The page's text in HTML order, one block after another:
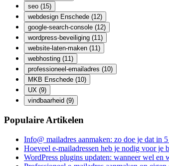
seo (15)
webdesign Enschede (12)
google-search-console (12)
wordpress-beveiliging (11)
website-laten-maken (11)
webhosting (11)
professioneel-emailadres (10)
MKB Enschede (10)
UX (9)
vindbaarheid (9)
Populaire Artikelen
Info@ mailadres aanmaken: zo doe je dat in
Hoeveel e-mailadressen heb je nodig voor je
WordPress plugins updaten: wanneer wel en